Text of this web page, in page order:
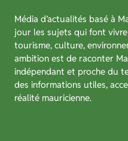
Média d’actualités basé à
jour les sujets qui font vivre
tourisme, culture,
ambition est de raconter
indépendant et proche du
des informations utiles,
réalité mauricienne.